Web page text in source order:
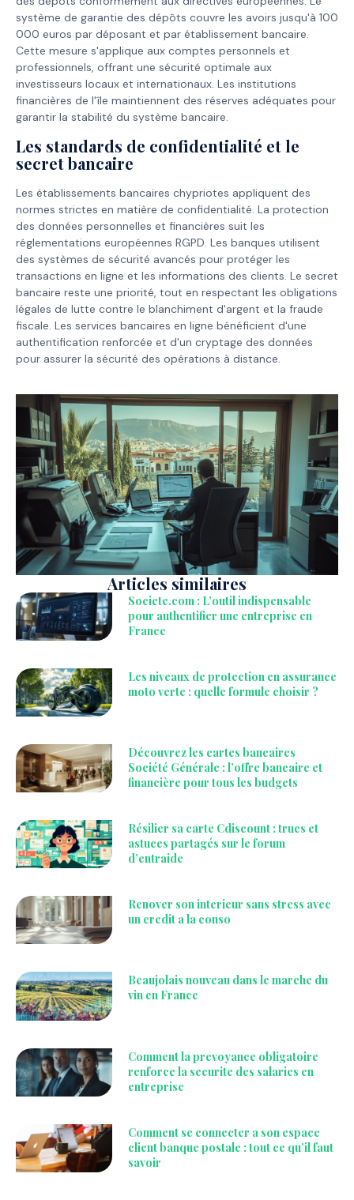
système de garantie des dépôts couvre les avoirs jusqu'à 100
000 euros par déposant et par établissement bancaire.
Cette mesure s'applique aux comptes personnels et
professionnels, offrant une sécurité optimale aux
investisseurs locaux et internationaux. Les institutions
financières de l'île maintiennent des réserves adéquates pour
garantir la stabilité du système bancaire.
Les standards de confidentialité et le
secret bancaire
Les établissements bancaires chypriotes appliquent des
normes strictes en matière de confidentialité. La protection
des données personnelles et financières suit les
réglementations européennes RGPD. Les banques utilisent
des systèmes de sécurité avancés pour protéger les
transactions en ligne et les informations des clients. Le secret
bancaire reste une priorité, tout en respectant les obligations
légales de lutte contre le blanchiment d'argent et la fraude
fiscale. Les services bancaires en ligne bénéficient d'une
authentification renforcée et d'un cryptage des données
pour assurer la sécurité des opérations à distance.
Articles similaires
Societe.com : L’outil indispensable
pour authentifier une entreprise en
France
Les niveaux de protection en assurance
moto verte : quelle formule choisir ?
Découvrez les cartes bancaires
Société Générale : l’offre bancaire et
financière pour tous les budgets
Résilier sa carte Cdiscount : trucs et
astuces partagés sur le forum
d’entraide
Renover son interieur sans stress avec
un credit a la conso
Beaujolais nouveau dans le marche du
vin en France
Comment la prevoyance obligatoire
renforce la securite des salaries en
entreprise
Comment se connecter a son espace
client banque postale : tout ce qu’il faut
savoir